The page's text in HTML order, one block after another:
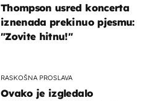
Thompson usred koncerta
iznenada prekinuo pjesmu:
"Zovite hitnu!"
RASKOŠNA PROSLAVA
Ovako je izgledalo